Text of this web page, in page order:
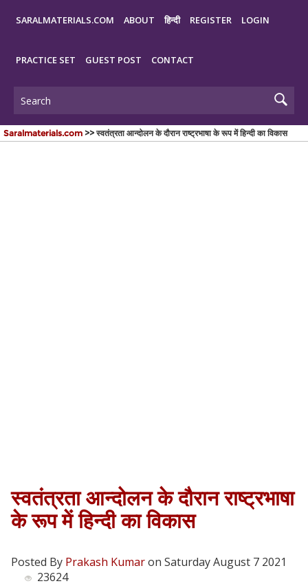
SARALMATERIALS.COM ABOUT हिन्दी REGISTER LOGIN
PRACTICE SET GUEST POST CONTACT
Saralmaterials.com >> स्वतंत्रता आन्दोलन के दौरान राष्ट्रभाषा के रूप में हिन्दी का विकास
स्वतंत्रता आन्दोलन के दौरान राष्ट्रभाषा
के रूप में हिन्दी का विकास
Posted By Prakash Kumaron Saturday August 7 2021
23624